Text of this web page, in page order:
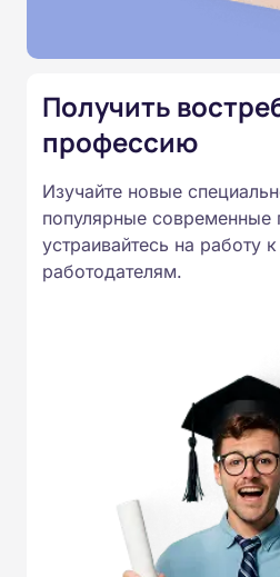
Подготовка ведется
России от
соответствии с
образовательными
профессионального
Удостоверения и
Получить
профессию
Изучайте новые
популярные современные
устраивайтесь на работу
работодателям.